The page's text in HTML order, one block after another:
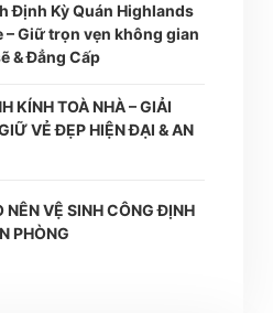
Định Kỳ Quán Highlands
– Giữ trọn vẹn không gian
& Đẳng Cấp
KÍNH TOÀ NHÀ – GIẢI
VẺ ĐẸP HIỆN ĐẠI & AN
NÊN VỆ SINH CÔNG ĐỊNH
PHÒNG